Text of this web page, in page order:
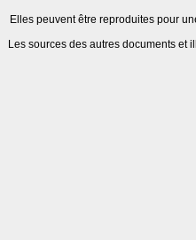
Elles peuvent être reproduites pour
Les sources des autres documents et